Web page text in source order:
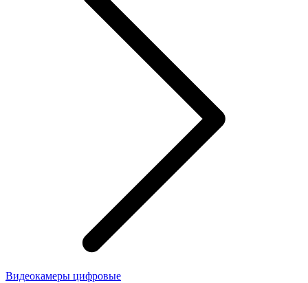
Видеокамеры цифровые